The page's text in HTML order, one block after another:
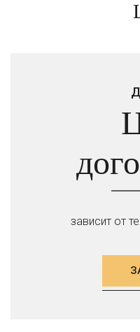
зависит от